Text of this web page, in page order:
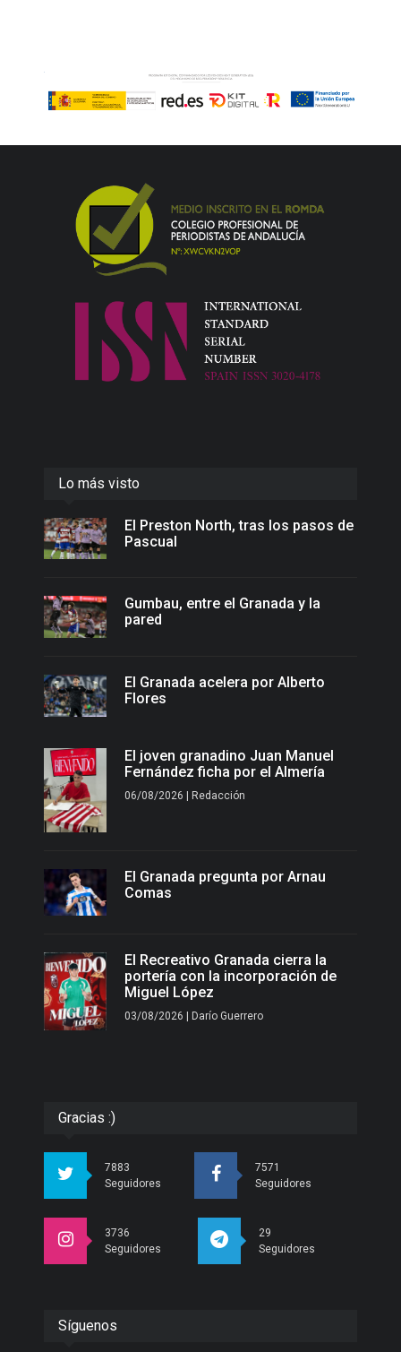
Lo más visto
El Preston North, tras los pasos de
Pascual
Gumbau, entre el Granada y la
pared
El Granada acelera por Alberto
Flores
El joven granadino Juan Manuel
Fernández ficha por el Almería
06/08/2026 | Redacción
El Granada pregunta por Arnau
Comas
El Recreativo Granada cierra la
portería con la incorporación de
Miguel López
03/08/2026 | Darío Guerrero
Gracias :)
7883
Seguidores
7571
Seguidores
3736
Seguidores
29
Seguidores
Síguenos